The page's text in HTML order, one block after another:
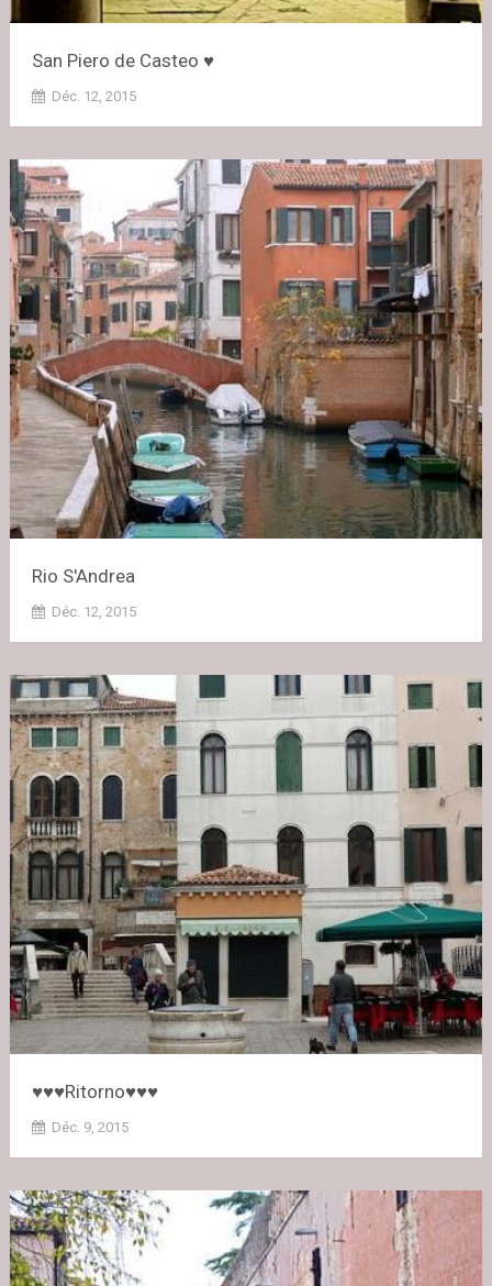
San Piero de Casteo ♥
Déc. 12, 2015
Rio S'Andrea
Déc. 12, 2015
♥♥♥Ritorno♥♥♥
Déc. 9, 2015